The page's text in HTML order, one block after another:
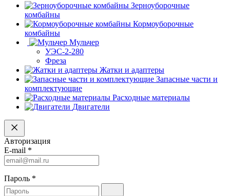
Зерноуборочные
комбайны
Кормоуборочные
комбайны
Мульчер
УЭС-2-280
Фреза
Жатки и адаптеры
Запасные части и
комплектующие
Расходные материалы
Двигатели
Авторизация
E-mail *
Пароль *